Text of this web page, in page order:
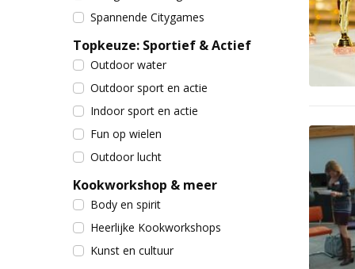
Spannende Citygames
Topkeuze: Sportief & Actief
Outdoor water
Outdoor sport en actie
Indoor sport en actie
Fun op wielen
Outdoor lucht
Kookworkshop & meer
Body en spirit
Heerlijke Kookworkshops
Kunst en cultuur